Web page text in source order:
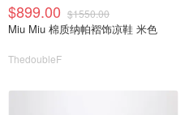
$899.00 $1550.00
Miu Miu 棉质纳帕褶饰凉鞋 米色
ThedoubleF